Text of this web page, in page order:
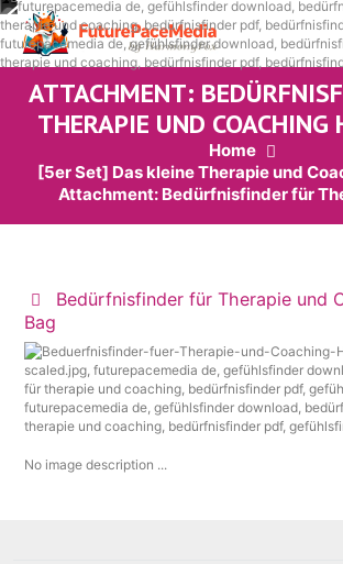
ATTACHMENT:
THERAPIE UND COACHING
Home
[5er Set] Das kleine Therapie und
Attachment: Bedürfnisfinder für
Bedürfnisfinder für Therapie und
Bag
No image description ...